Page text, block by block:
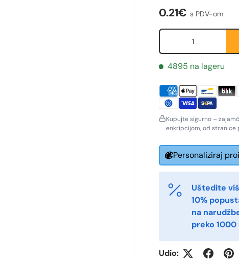
Redovna cijena
0.21€ s PDV-om
Količina
4895 na lageru
Kupujte sigurno –
enkripcijom, od stranice
Personaliziraj
Uštedite
10%
na
preko
Udio: